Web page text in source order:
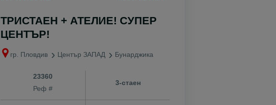
ТРИСТАЕН + АТЕЛИЕ! СУПЕР
ЦЕНТЪР!
гр. Пловдив Център ЗАПАД Бунарджика
23360
Реф #
3-стаен